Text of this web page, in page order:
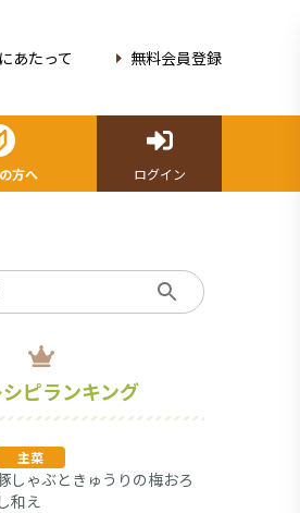
あたって 無料会員登録
方へ ログイン
ピランキング
主菜
しゃぶときゅうりの梅おろ
し和え